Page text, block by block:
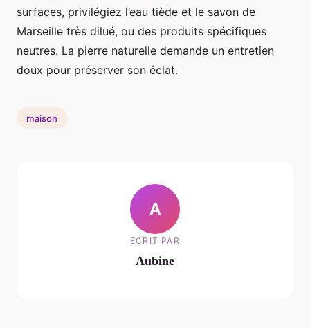
surfaces, privilégiez l’eau tiède et le savon de
Marseille très dilué, ou des produits spécifiques
neutres. La pierre naturelle demande un entretien
doux pour préserver son éclat.
maison
A
ECRIT PAR
Aubine